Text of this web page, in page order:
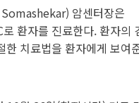
암센터장은
환자를 진료한다. 환자의
한 치료법을 환자에게 보여